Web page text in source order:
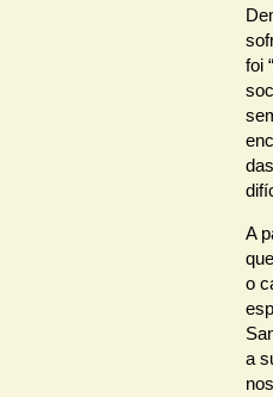
foi
A
o
a